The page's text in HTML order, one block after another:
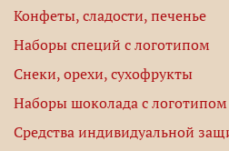
Конфеты, сладости, печенье
Наборы специй с логотипом
Снеки, орехи, сухофрукты
Наборы шоколада с логотипом
Средства индивидуальной